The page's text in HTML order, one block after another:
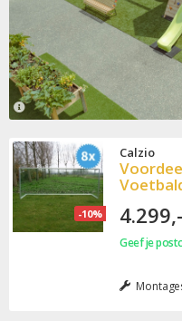
-10%
Calzio
4.299,-
Geef je